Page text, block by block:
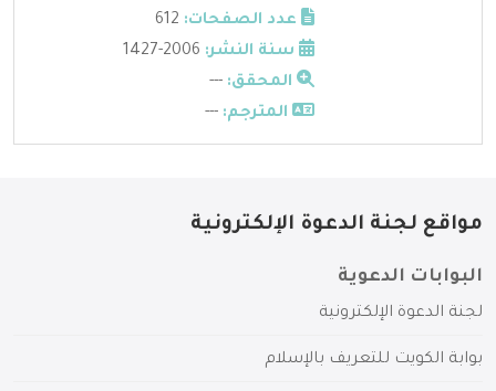
عدد الصفحات:
سنة النشر:
المحقق: ---
المترجم: ---
مواقع لجنة الدعوة الإلكترونية
البوابات الدعوية
لجنة الدعوة الإلكترونية
بوابة الكويت للتعريف بالإسلام